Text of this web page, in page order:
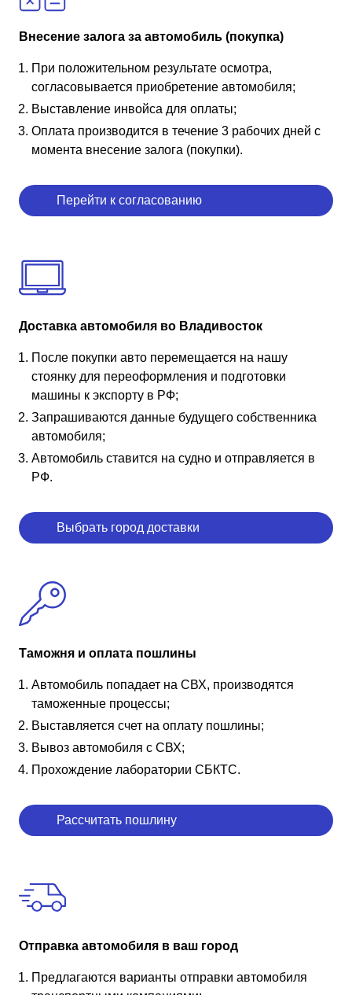
Внесение залога за автомобиль (покупка)
При положительном результате осмотра,
согласовывается приобретение автомобиля;
Выставление инвойса для оплаты;
Оплата производится в течение 3 рабочих дней с
момента внесение залога (покупки).
Перейти к согласованию
Доставка автомобиля во Владивосток
После покупки авто перемещается на нашу
стоянку для переоформления и подготовки
машины к экспорту в РФ;
Запрашиваются данные будущего собственника
автомобиля;
Автомобиль ставится на судно и отправляется в
РФ.
Выбрать город доставки
Таможня и оплата пошлины
Автомобиль попадает на СВХ, производятся
таможенные процессы;
Выставляется счет на оплату пошлины;
Вывоз автомобиля с СВХ;
Прохождение лаборатории СБКТС.
Рассчитать пошлину
Отправка автомобиля в ваш город
Предлагаются варианты отправки автомобиля